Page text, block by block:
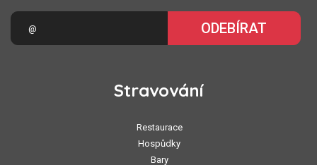
ODEBÍRAT
Stravování
Restaurace
Hospůdky
Bary